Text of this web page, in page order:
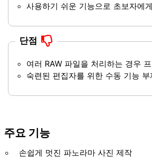
사용하기 쉬운 기능으로 초보자에
단점
여러 RAW 파일을 처리하는 경우
숙련된 편집자를 위한 수동 기능 부
주요 기능
손쉽게 멋진 파노라마 사진 제작